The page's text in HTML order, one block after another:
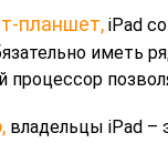
планшет,iPad
иметь
владельцы iPad –